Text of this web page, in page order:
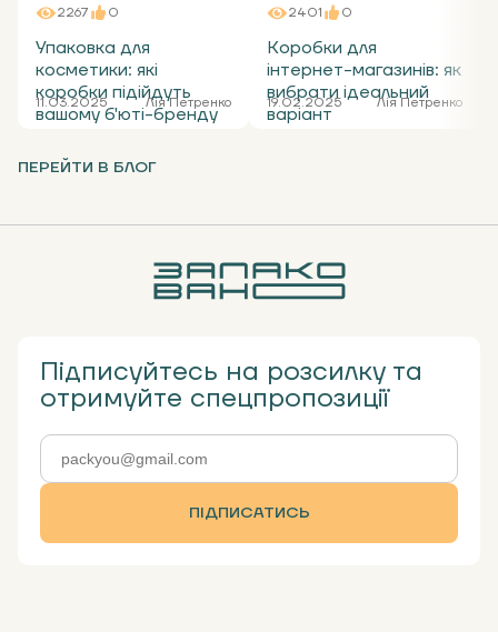
2267 0
Упаковка для
косметики: які
коробки підійдуть
вашому б'юті-бренду
11.03.2025 Лія Петренко
2401 0
Коробки для
інтернет-магазинів: як
вибрати ідеальний
варіант
19.02.2025 Лія Петренко
ПЕРЕЙТИ В БЛОГ
Підписуйтесь на розсилку та
отримуйте спецпропозиції
ПІДПИСАТИСЬ